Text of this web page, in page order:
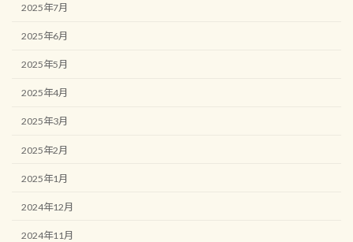
2025年7月
2025年6月
2025年5月
2025年4月
2025年3月
2025年2月
2025年1月
2024年12月
2024年11月